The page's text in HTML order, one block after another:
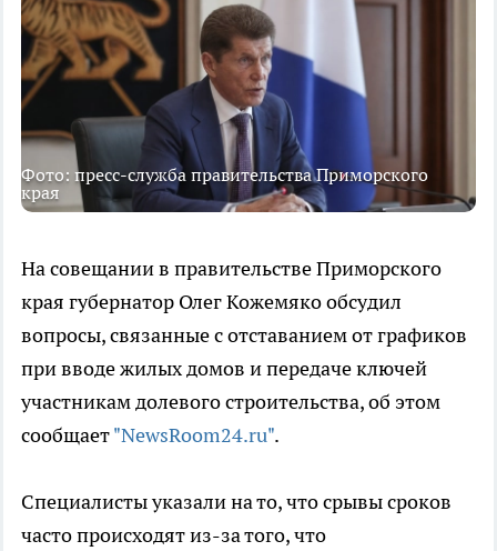
Фото: пресс-служба правительства Приморского
края
На совещании в правительстве Приморского
края губернатор Олег Кожемяко обсудил
вопросы, связанные с отставанием от графиков
при вводе жилых домов и передаче ключей
участникам долевого строительства, об этом
сообщает"NewsRoom24.ru".
Специалисты указали на то, что срывы сроков
часто происходят из-за того, что